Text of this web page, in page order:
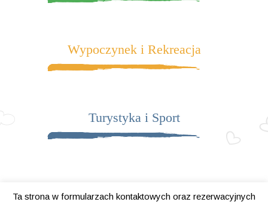
Wypoczynek i Rekreacja
Turystyka i Sport
Ta strona w formularzach kontaktowych oraz rezerwacyjnych